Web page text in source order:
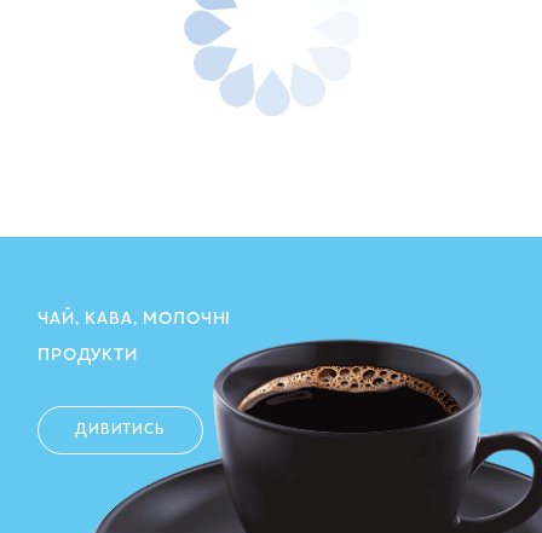
ЧАЙ, КАВА, МОЛОЧНІ
ПРОДУКТИ
ДИВИТИСЬ